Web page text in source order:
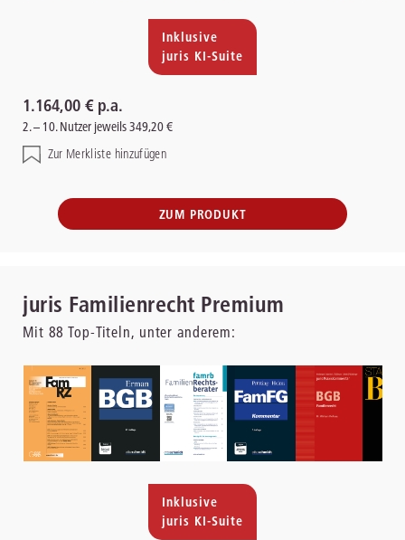
Inklusive
juris KI-Suite
1.164,00 € p.a.
2. – 10. Nutzer jeweils 349,20 €
Zur Merkliste hinzufügen
ZUM PRODUKT
juris Familienrecht Premium
Mit 88 Top-Titeln, unter anderem:
Inklusive
juris KI-Suite